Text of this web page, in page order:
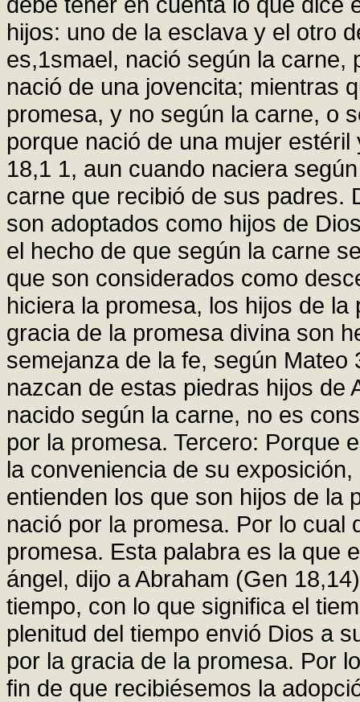
hijos: uno de la esclava y el otro
es,1smael, nació según la carne,
nació de una jovencita; mientras
promesa, y no según la carne, o
porque nació de una mujer
18,1 1, aun cuando naciera
carne que recibió de sus padres.
son adoptados como hijos de
el hecho de que según la carne
que son considerados como
hiciera la promesa, los hijos de
gracia de la promesa divina son
semejanza de la fe, según
nazcan de estas piedras hijos de
nacido según la carne, no es
por la promesa. Tercero: Porque
la conveniencia de su
entienden los que son hijos de la
nació por la promesa. Por lo cual
promesa. Esta palabra es la que
ángel, dijo a Abraham (Gen
tiempo, con lo que significa el
plenitud del tiempo envió Dios a
por la gracia de la promesa. Por
fin de que recibiésemos la